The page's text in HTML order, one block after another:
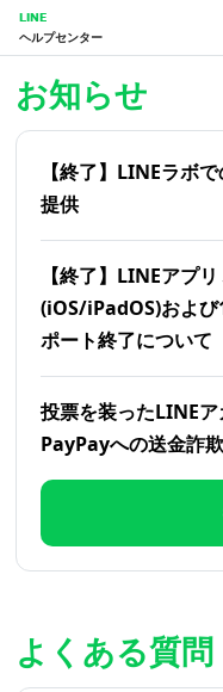
LINE
ヘルプセンター
お知らせ
【終了】LINEラボ
提供
【終了】LINEアプ
(iOS/iPadOS)およ
ポート終了について
投票を装ったLINE
PayPayへの送金詐
よくある質問